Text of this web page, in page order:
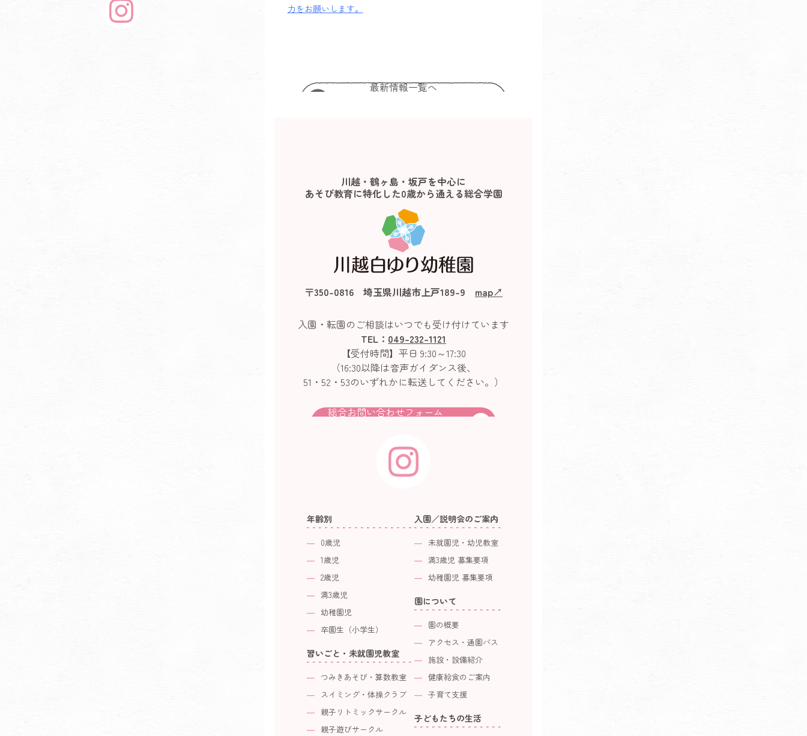
力をお願いします。
最新情報一覧へ
川越・鶴ヶ島・坂戸を中心に
あそび教育に特化した0歳から通える総合学園
〒350-0816 埼玉県川越市上戸189-9 map↗︎
入園・転園のご相談はいつでも受け付けています
TEL： 049-232-1121
【受付時間】平日 9:30～17:30
（16:30以降は音声ガイダンス後、
51・52・53のいずれかに転送してください。）
総合お問い合わせフォーム
年齢別
0歳児
1歳児
2歳児
満3歳児
幼稚園児
卒園生（小学生）
習いごと・未就園児教室
つみきあそび・算数教室
スイミング・体操クラブ
親子リトミックサークル
親子遊びサークル
入園／説明会のご案内
未就園児・幼児教室
満3歳児 募集要項
幼稚園児 募集要項
園について
園の概要
アクセス・通園バス
施設・設備紹介
健康給食のご案内
子育て支援
子どもたちの生活